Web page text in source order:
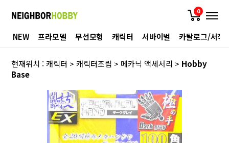
0
NEW 프라모델 무선모형 캐릭터 서바이벌 카탈로그/서적
현재위치 :캐릭터 >캐릭터조립 > 메카닉 액세서리 > Hobby
Base